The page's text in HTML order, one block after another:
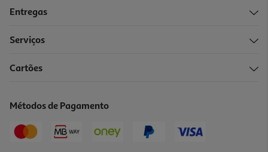
Entregas
Serviços
Cartões
Métodos de Pagamento